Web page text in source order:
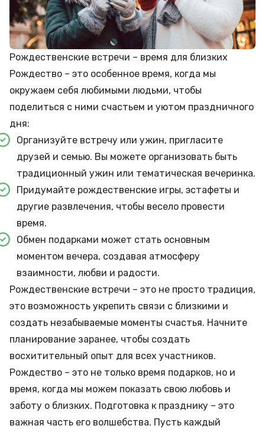
Рождественские встречи – время для близких
Рождество – это особенное время, когда мы
окружаем себя любимыми людьми, чтобы
поделиться с ними счастьем и уютом праздничного
дня:
Организуйте встречу или ужин, пригласите
друзей и семью. Вы можете организовать быть
традиционный ужин или тематическая вечеринка.
Придумайте рождественские игры, эстафеты и
другие развлечения, чтобы весело провести
время.
Обмен подарками может стать основным
моментом вечера, создавая атмосферу
взаимности, любви и радости.
Рождественские встречи – это не просто традиция,
это возможность укрепить связи с близкими и
создать незабываемые моменты счастья. Начните
планирование заранее, чтобы создать
восхитительный опыт для всех участников.
Рождество – это не только время подарков, но и
время, когда мы можем показать свою любовь и
заботу о близких. Подготовка к празднику – это
важная часть его волшебства. Пусть каждый